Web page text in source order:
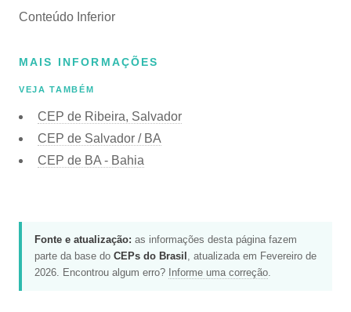
Conteúdo Inferior
MAIS INFORMAÇÕES
VEJA TAMBÉM
CEP de Ribeira, Salvador
CEP de Salvador / BA
CEP de BA - Bahia
Fonte e atualização: as informações desta página fazem
parte da base do CEPs do Brasil , atualizada em Fevereiro de
2026. Encontrou algum erro? Informe uma correção.